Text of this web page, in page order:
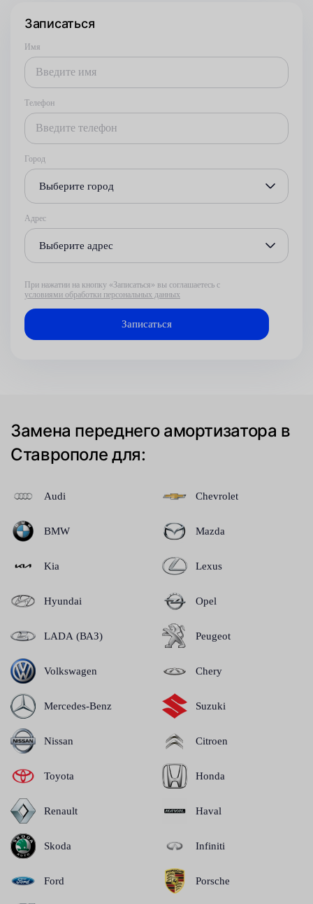
Записаться
Имя
Телефон
Город
Выберите город
Адрес
Выберите адрес
При нажатии на кнопку «Записаться» вы соглашаетесь с
условиями обработки персональных данных
Замена переднего амортизатора в
Ставрополе для:
Audi
BMW
Kia
Hyundai
LADA (ВАЗ)
Volkswagen
Mercedes-Benz
Nissan
Toyota
Renault
Skoda
Ford
Chevrolet
Mazda
Lexus
Opel
Peugeot
Chery
Suzuki
Citroen
Honda
Haval
Infiniti
Porsche